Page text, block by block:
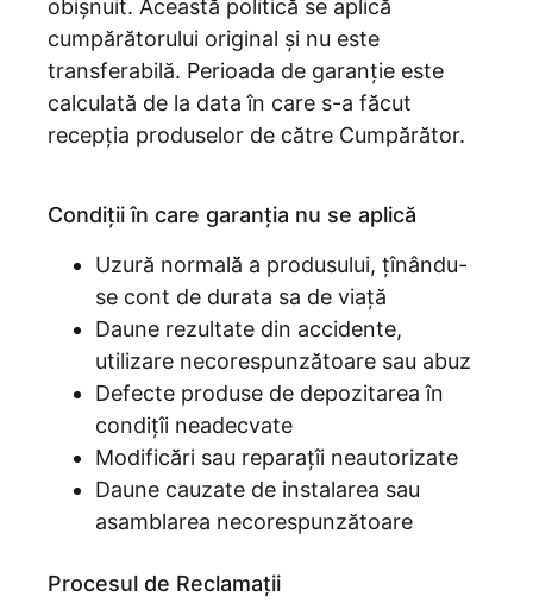
obișnuit. Această̆ politică̆ se aplică̆
cumpărătorului original și nu este
transferabilă. Perioada de garanție este
calculată de la data în care s-a făcut
recepția produselor de către Cumpărător.
Condiții în care garanția nu se aplică
Uzură normală̆ a produsului, țînându-
se cont de durata sa de viață
Daune rezultate din accidente,
utilizare necorespunzătoare sau abuz
Defecte produse de depozitarea în
condițîi neadecvate
Modifică̆ri sau reparațîi neautorizate
Daune cauzate de instalarea sau
asamblarea necorespunzătoare
Procesul de Reclamații